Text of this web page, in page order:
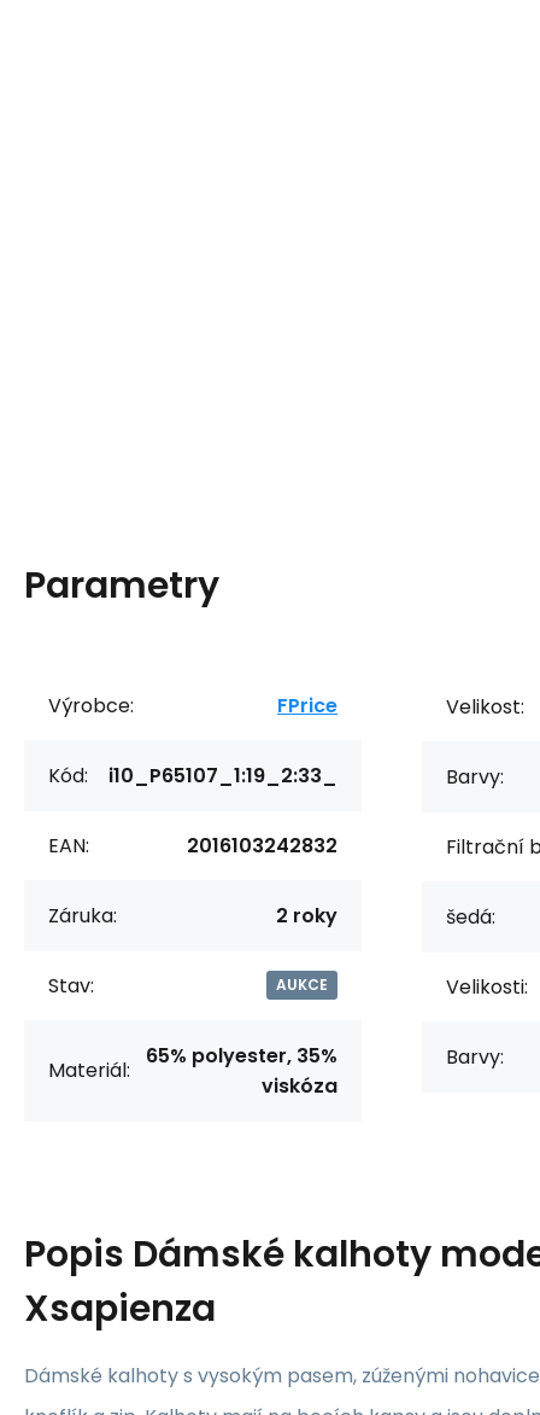
Parametry
Výrobce: FPrice
Kód: i10_P65107_1:19_2:33_
EAN: 2016103242832
Záruka: 2 roky
Stav: AUKCE
Materiál:
65% polyester, 35%
viskóza
Velikost:
Barvy:
Filtrační
šedá:
Velikosti:
Barvy:
Popis Dámské kalhoty
Xsapienza
Dámské kalhoty s vysokým pasem, zúženými